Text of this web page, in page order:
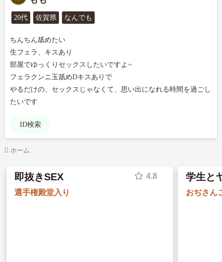
20代 佐賀県 なんでも
ちんちん舐めたい
生フェラ、キスあり
部屋でゆっくりセックスしたいですよ~
フェラクンニ玉舐めDキスありで
やるだけの、セックスじゃなくて、思い出になれる時間を過ごし
たいです
ID検索
ホーム
即抜きSEX 学生と